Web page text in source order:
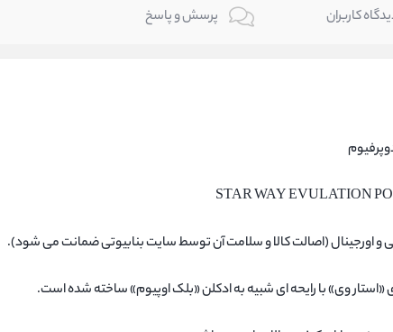
کاربران پرسش و پاسخ
STAR WAY EVULATION
و اورجینال (اصالت کالا و سلامت آن توسط سایت بنابیوتی ضمانت می شود).
وی» با رایحه ای شبیه به ادکلن «بلک اوپیوم» ساخته شده است.